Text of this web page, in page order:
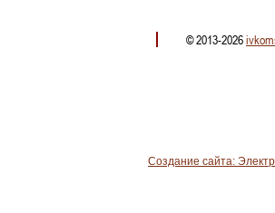
© 2013-2026
Создание сайта: